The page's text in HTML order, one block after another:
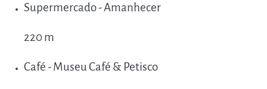
Supermercado - Amanhecer
220 m
Café - Museu Café & Petisco